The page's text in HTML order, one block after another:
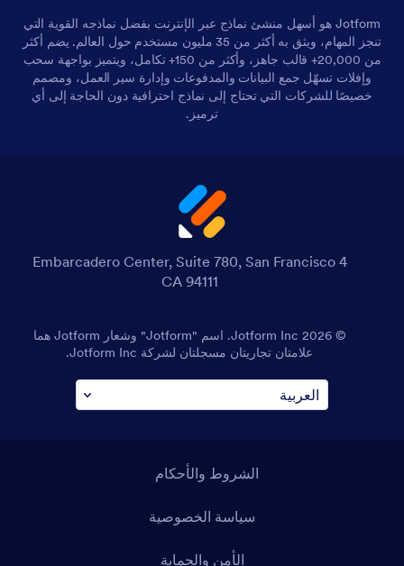
Jotform هو أسهل منشئ نماذج عبر الإنترنت بفضل نماذجه القوية التي
تنجز المهام، ويثق به أكثر من 35 مليون مستخدم حول العالم. يضم أكثر
من 20,000+ قالب جاهز، وأكثر من 150+ تكامل، ويتميز بواجهة سحب
وإفلات تسهّل جمع البيانات والمدفوعات وإدارة سير العمل، ومصمم
خصيصًا للشركات التي تحتاج إلى نماذج احترافية دون الحاجة إلى أي
ترميز.
4 Embarcadero Center, Suite 780, San Francisco
CA 94111
© 2026 Jotform Inc. اسم "Jotform" وشعار Jotform هما
علامتان تجاريتان مسجلتان لشركة Jotform Inc.
الشروط والأحكام
سياسة الخصوصية
الأمن والحماية